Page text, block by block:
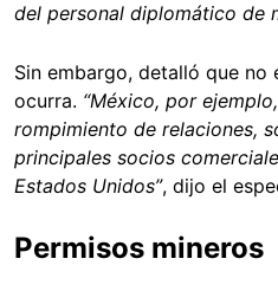
del personal diplomático de
Sin embargo, detalló que no
ocurra. “México, por
rompimiento de relaciones,
principales socios
Estados Unidos”, dijo el
Permisos mineros